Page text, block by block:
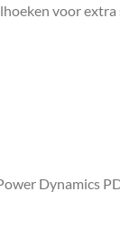
voor
Dynamics